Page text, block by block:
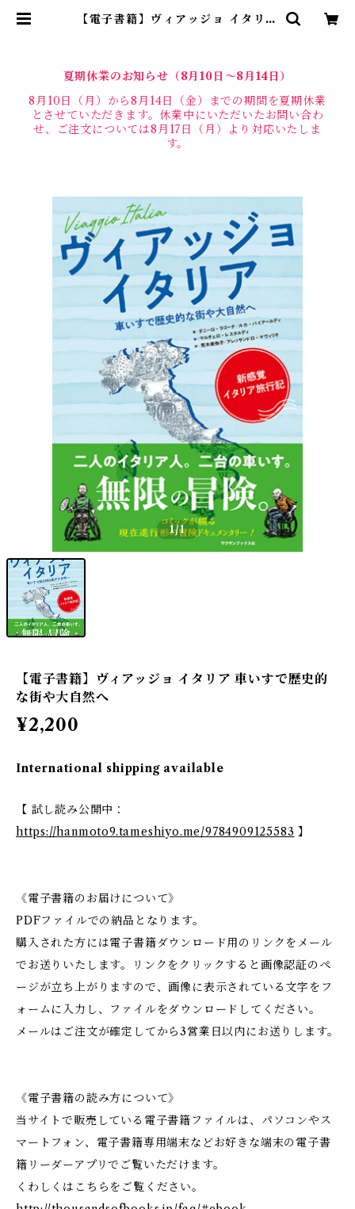
【電子書籍】ヴィアッジョ イタリア
夏期休業のお知らせ（8月10日〜8月14日）
8月10日（月）から8月14日（金）までの期間を夏期休業
とさせていただきます。休業中にいただいたお問い合わ
せ、ご注文については8月17日（月）より対応いたしま
す。
1/1
【電子書籍】ヴィアッジョ イタリア 車いすで歴史的
な街や大自然へ
¥2,200
International shipping available
【 試し読み公開中：
https://hanmoto9.tameshiyo.me/9784909125583 】
《電子書籍のお届けについて》
PDFファイルでの納品となります。
購入された方には電子書籍ダウンロード用のリンクをメール
でお送りいたします。リンクをクリックすると画像認証のペ
ージが立ち上がりますので、画像に表示されている文字をフ
ォームに入力し、ファイルをダウンロードしてください。
メールはご注文が確定してから3営業日以内にお送りします。
《電子書籍の読み方について》
当サイトで販売している電子書籍ファイルは、パソコンやス
マートフォン、電子書籍専用端末などお好きな端末の電子書
籍リーダーアプリでご覧いただけます。
くわしくはこちらをご覧ください。